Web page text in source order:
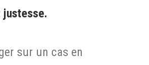
justesse.
sur un cas en